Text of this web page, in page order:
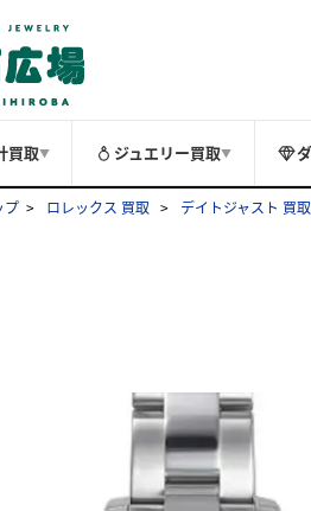
買取▼ ジュエリー買取▼
プ ロレックス 買取 デイトジャスト 買取